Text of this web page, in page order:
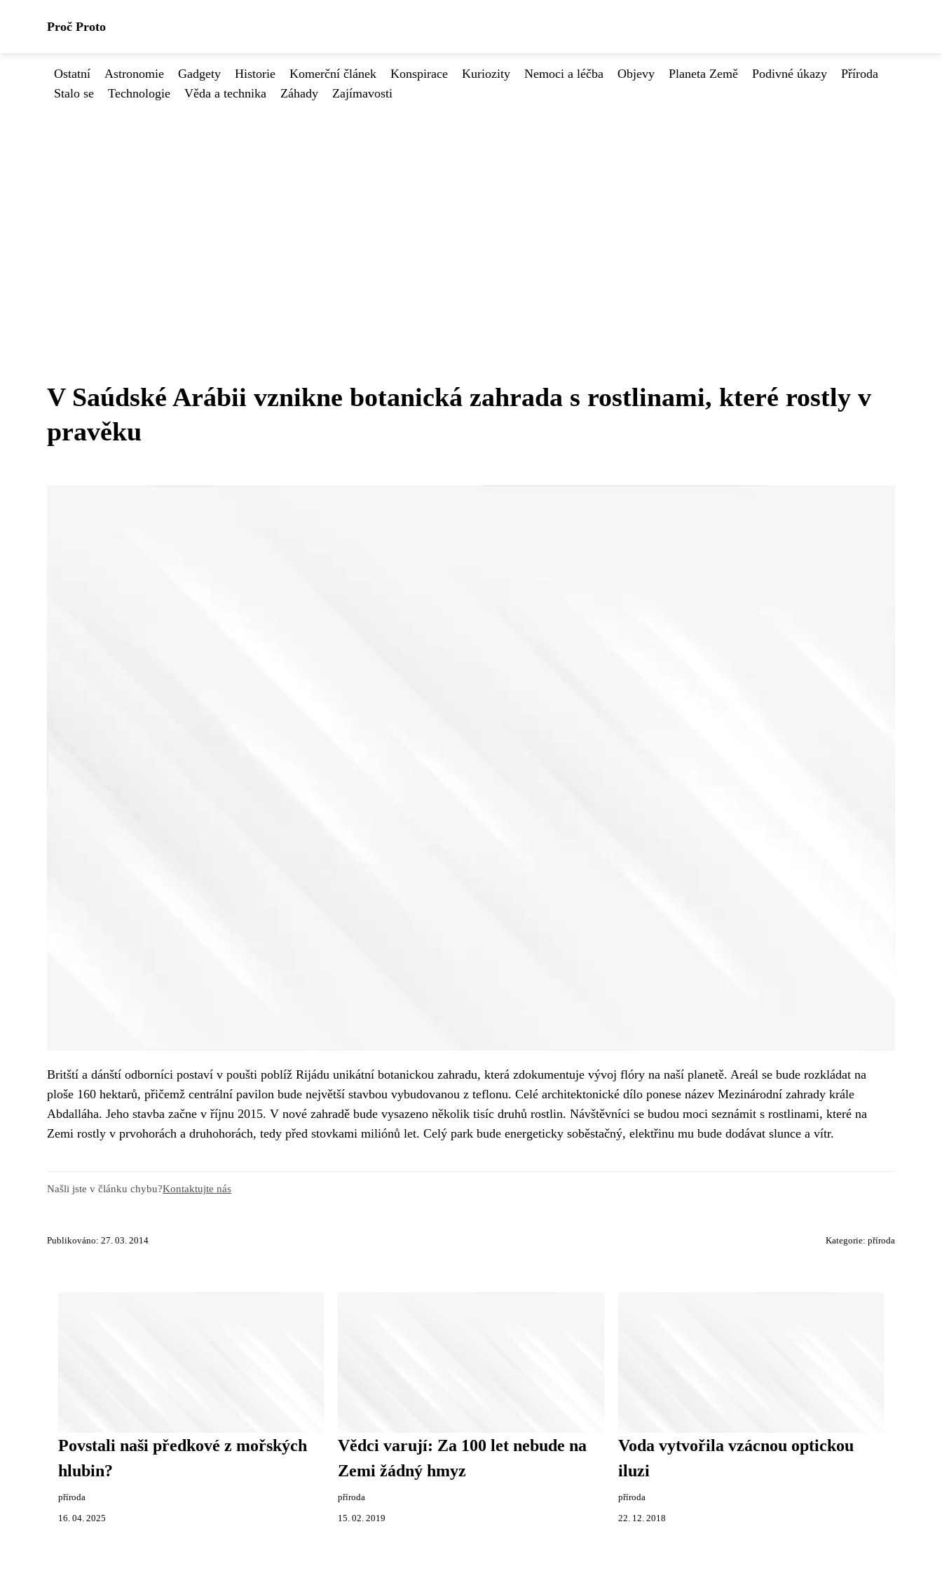
Proč Proto
Ostatní Astronomie Gadgety Historie Komerční článek Konspirace Kuriozity Nemoci a léčba Objevy Planeta Země Podivné úkazy
Příroda
Stalo se
Technologie Věda a technika Záhady Zajímavosti
V Saúdské Arábii vznikne botanická zahrada s rostlinami, které rostly v
pravěku
Britští a dánští odborníci postaví v poušti poblíž Rijádu unikátní botanickou zahradu, která zdokumentuje vývoj flóry na naší planetě. Areál se bude rozkládat na
ploše 160 hektarů, přičemž centrální pavilon bude největší stavbou vybudovanou z teflonu. Celé architektonické dílo ponese název Mezinárodní zahrady krále
Abdalláha. Jeho stavba začne v říjnu 2015. V nové zahradě bude vysazeno několik tisíc druhů rostlin. Návštěvníci se budou moci seznámit s rostlinami, které na
Zemi rostly v prvohorách a druhohorách, tedy před stovkami miliónů let. Celý park bude energeticky soběstačný, elektřinu mu bude dodávat slunce a vítr.
Našli jste v článku chybu?Kontaktujte nás
Publikováno: 27. 03. 2014 Kategorie: příroda
Povstali naši předkové z mořských
hlubin?
příroda
16. 04. 2025
Vědci varují: Za 100 let nebude na
Zemi žádný hmyz
příroda
15. 02. 2019
Voda vytvořila vzácnou optickou
iluzi
příroda
22. 12. 2018